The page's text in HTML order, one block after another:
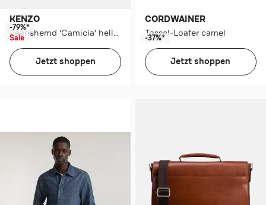
KENZO
Jeanshemd 'Camicia' hellblau
-79%*
Sale
Jetzt shoppen
CORDWAINER
Tassel-Loafer camel
-37%*
Jetzt shoppen